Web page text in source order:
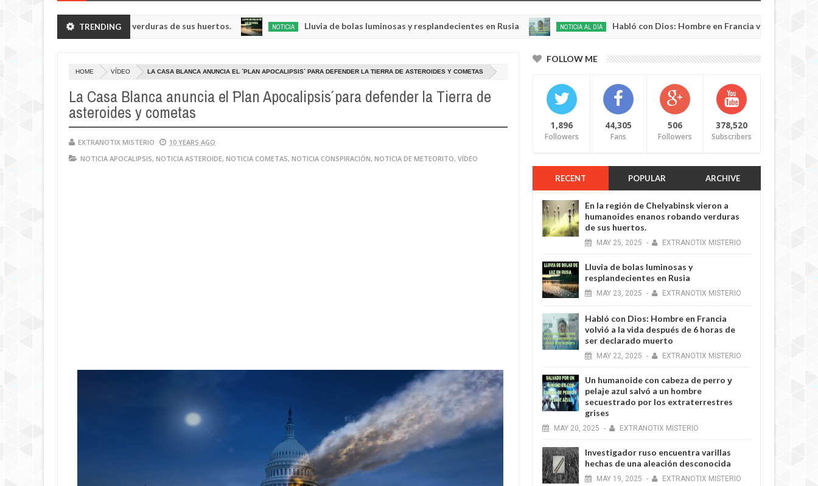
TRENDING
enanos robando verduras de sus huertos. NOTICIA Lluvia de bolas luminosas y resplandecientes en Rusia NOTICIA AL DÍA Habló con Dios: Hombre en Francia volvió a la vida después
HOME VÍDEO LA CASA BLANCA ANUNCIA EL ´PLAN APOCALIPSIS´ PARA DEFENDER LA TIERRA DE ASTEROIDES Y COMETAS
La Casa Blanca anuncia el ´Plan Apocalipsis´ para defender la Tierra de
asteroides y cometas
EXTRANOTIX MISTERIO
10 YEARS AGO
NOTICIA APOCALIPSIS, NOTICIA ASTEROIDE, NOTICIA COMETAS, NOTICIA CONSPIRACIÓN, NOTICIA DE METEORITO, VÍDEO
FOLLOW ME
1,896
Followers
44,305
Fans
506
Followers
378,520
Subscribers
RECENT POPULAR ARCHIVE
En la región de Chelyabinsk vieron a
humanoides enanos robando verduras
de sus huertos.
MAY 25, 2025 - EXTRANOTIX MISTERIO
Lluvia de bolas luminosas y
resplandecientes en Rusia
MAY 23, 2025 - EXTRANOTIX MISTERIO
Habló con Dios: Hombre en Francia
volvió a la vida después de 6 horas de
ser declarado muerto
MAY 22, 2025 - EXTRANOTIX MISTERIO
Un humanoide con cabeza de perro у
pelaje azul salvó a un hombre
secuestrado por los extraterrestres
grises
MAY 20, 2025 - EXTRANOTIX MISTERIO
Investigador ruso encuentra varillas
hechas de una aleación desconocida
MAY 19, 2025 - EXTRANOTIX MISTERIO